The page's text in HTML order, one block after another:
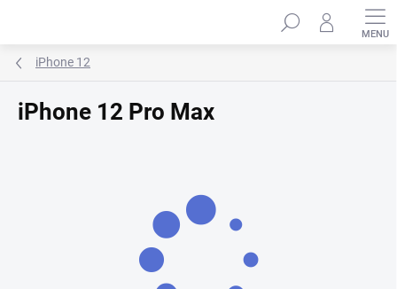
tartalomhoz
Keresés
iPhone 12
iPhone 12 Pro Max